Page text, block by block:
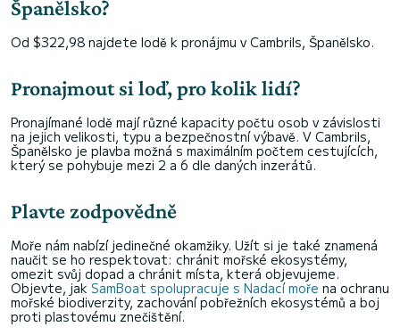
Španělsko?
Od $322,98 najdete lodě k pronájmu v Cambrils, Španělsko.
Pronajmout si loď, pro kolik lidí?
Pronajímané lodě mají různé kapacity počtu osob v závislosti
na jejich velikosti, typu a bezpečnostní výbavě. V Cambrils,
Španělsko je plavba možná s maximálním počtem cestujících,
který se pohybuje mezi 2 a 6 dle daných inzerátů.
Plavte zodpovědně
Moře nám nabízí jedinečné okamžiky. Užít si je také znamená
naučit se ho respektovat: chránit mořské ekosystémy,
omezit svůj dopad a chránit místa, která objevujeme.
Objevte, jak SamBoat spolupracuje s Nadací moře na ochranu
mořské biodiverzity, zachování pobřežních ekosystémů a boj
proti plastovému znečištění.